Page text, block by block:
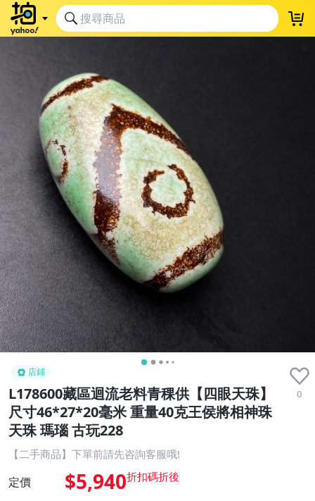
店鋪
L178600藏區迴流老料青稞供【四眼天珠】
尺寸46*27*20毫米 重量40克王侯將相神珠
天珠 瑪瑙 古玩228
0
【二手商品】下單前請先咨詢客服哦!
定價 $5,940